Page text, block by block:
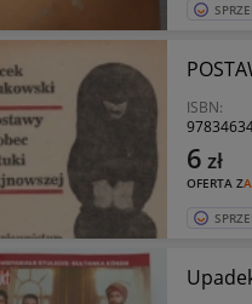
ISBN:
OFERTA Z
6 zł